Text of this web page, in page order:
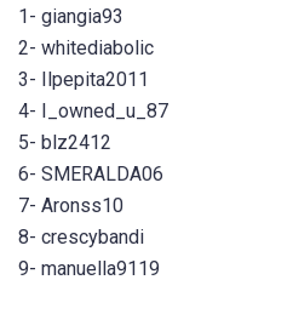
1- giangia93
2- whitediabolic
3- Ilpepita2011
4- I_owned_u_87
5- blz2412
6- SMERALDA06
7- Aronss10
8- crescybandi
9- manuella9119